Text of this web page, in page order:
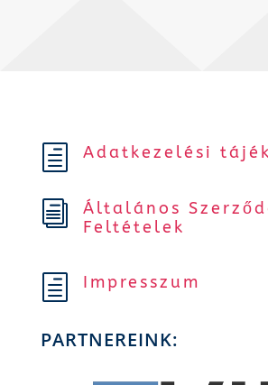
h Adatkezelési
i
Általános
Feltételek
h Impresszum
PARTNEREINK: